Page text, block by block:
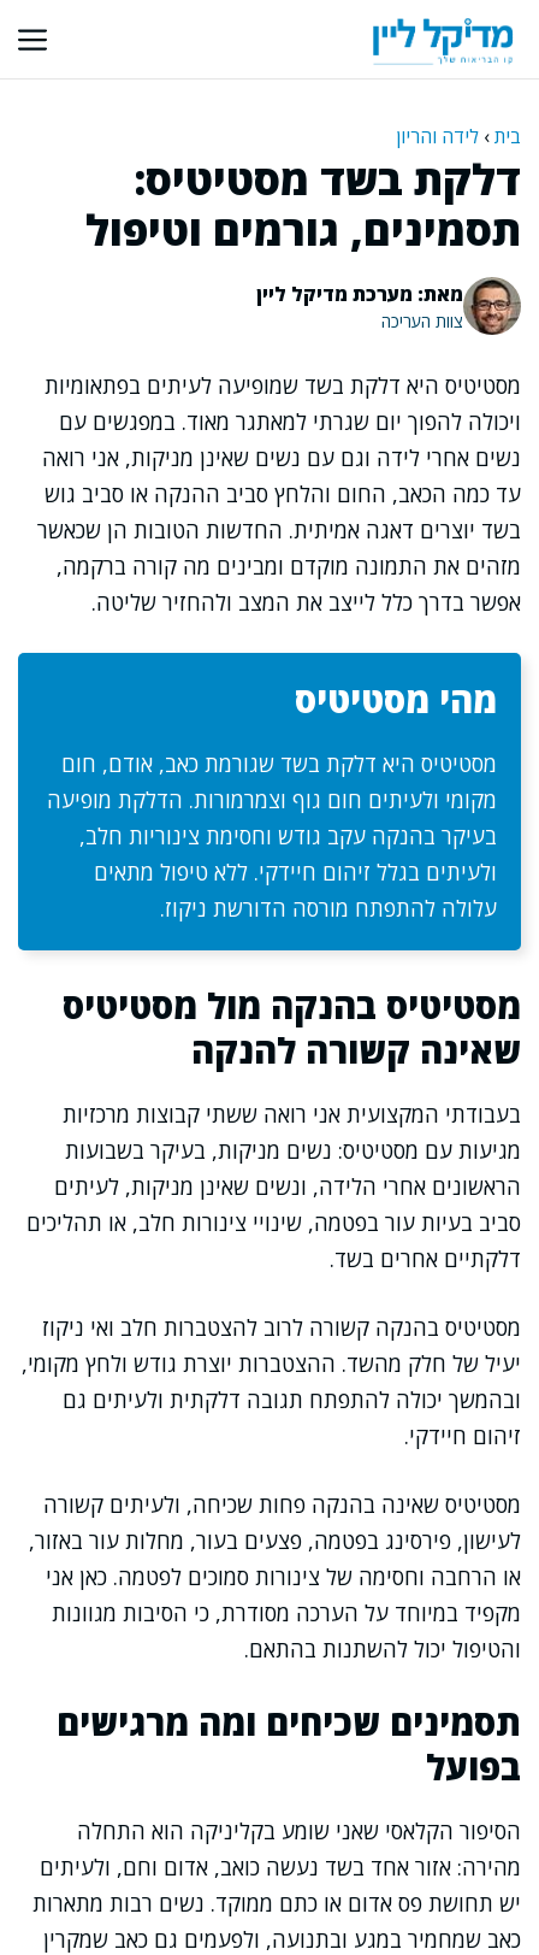
לתוכן
בית› לידה והריון
דלקת בשד מסטיטיס:
תסמינים, גורמים וטיפול
מאת: מערכת מדיקל ליין
צוות העריכה
מסטיטיס היא דלקת בשד שמופיעה לעיתים בפתאומיות
ויכולה להפוך יום שגרתי למאתגר מאוד. במפגשים עם
נשים אחרי לידה וגם עם נשים שאינן מניקות, אני רואה
עד כמה הכאב, החום והלחץ סביב ההנקה או סביב גוש
בשד יוצרים דאגה אמיתית. החדשות הטובות הן שכאשר
מזהים את התמונה מוקדם ומבינים מה קורה ברקמה,
אפשר בדרך כלל לייצב את המצב ולהחזיר שליטה.
מהי מסטיטיס
מסטיטיס היא דלקת בשד שגורמת כאב, אודם, חום
מקומי ולעיתים חום גוף וצמרמורות. הדלקת מופיעה
בעיקר בהנקה עקב גודש וחסימת צינוריות חלב,
ולעיתים בגלל זיהום חיידקי. ללא טיפול מתאים
עלולה להתפתח מורסה הדורשת ניקוז.
מסטיטיס בהנקה מול מסטיטיס
שאינה קשורה להנקה
בעבודתי המקצועית אני רואה ששתי קבוצות מרכזיות
מגיעות עם מסטיטיס: נשים מניקות, בעיקר בשבועות
הראשונים אחרי הלידה, ונשים שאינן מניקות, לעיתים
סביב בעיות עור בפטמה, שינויי צינורות חלב, או תהליכים
דלקתיים אחרים בשד.
מסטיטיס בהנקה קשורה לרוב להצטברות חלב ואי ניקוז
יעיל של חלק מהשד. ההצטברות יוצרת גודש ולחץ מקומי,
ובהמשך יכולה להתפתח תגובה דלקתית ולעיתים גם
זיהום חיידקי.
מסטיטיס שאינה בהנקה פחות שכיחה, ולעיתים קשורה
לעישון, פירסינג בפטמה, פצעים בעור, מחלות עור באזור,
או הרחבה וחסימה של צינורות סמוכים לפטמה. כאן אני
מקפיד במיוחד על הערכה מסודרת, כי הסיבות מגוונות
והטיפול יכול להשתנות בהתאם.
תסמינים שכיחים ומה מרגישים
בפועל
הסיפור הקלאסי שאני שומע בקליניקה הוא התחלה
מהירה: אזור אחד בשד נעשה כואב, אדום וחם, ולעיתים
יש תחושת פס אדום או כתם ממוקד. נשים רבות מתארות
כאב שמחמיר במגע ובתנועה, ולפעמים גם כאב שמקרין